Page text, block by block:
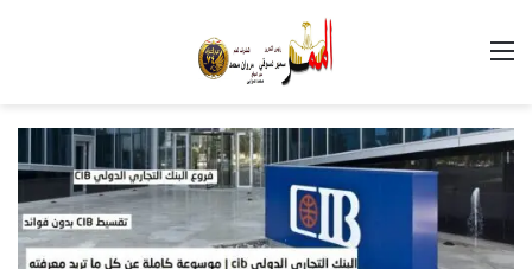
القائمة